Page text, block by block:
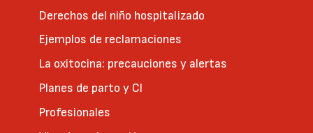
Derechos del niño hospitalizado
Ejemplos de reclamaciones
La oxitocina: precauciones y alertas
Planes de parto y CI
Profesionales